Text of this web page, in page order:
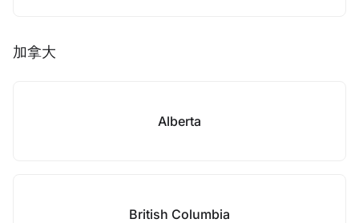
加拿大
Alberta
British Columbia